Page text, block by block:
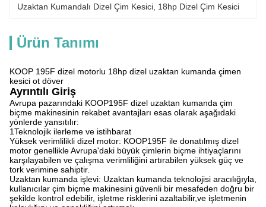
Uzaktan Kumandalı Dizel Çim Kesici 18hp Dizel Çim Kesici
Ürün Tanımı
KOOP 195F dizel motorlu 18hp dizel uzaktan kumanda çimen
kesici ot döver
Ayrıntılı Giriş
Avrupa pazarındaki KOOP195F dizel uzaktan kumanda çim
biçme makinesinin rekabet avantajları esas olarak aşağıdaki
yönlerde yansıtılır:
1Teknolojik ilerleme ve istihbarat
Yüksek verimlilikli dizel motor: KOOP195F ile donatılmış dizel
motor genellikle Avrupa'daki büyük çimlerin biçme ihtiyaçlarını
karşılayabilen ve çalışma verimliliğini artırabilen yüksek güç ve
tork verimine sahiptir.
Uzaktan kumanda işlevi: Uzaktan kumanda teknolojisi aracılığıyla,
kullanıcılar çim biçme makinesini güvenli bir mesafeden doğru bir
şekilde kontrol edebilir, işletme risklerini azaltabilir,ve işletmenin